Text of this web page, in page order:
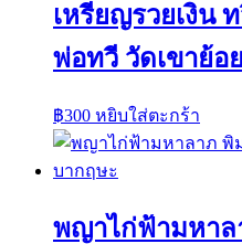
เหรียญรวยเงิน
พ่อทวี วัดเขาย้อ
฿300 หยิบใส่ตะกร้า
พญาไก่ฟ้ามหาล